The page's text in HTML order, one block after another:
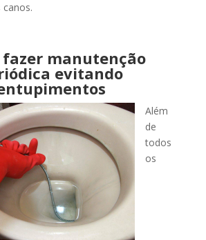
canos.
fazer manutenção
evitando
Além
de
todos
os